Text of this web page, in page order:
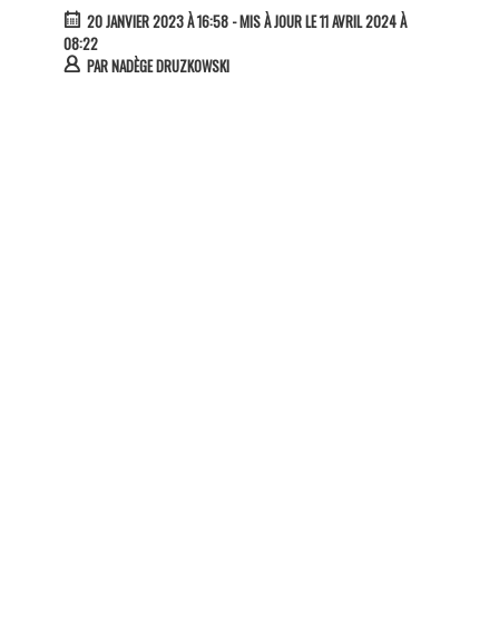
20 JANVIER 2023 À 16:58- MIS À JOUR LE 11 AVRIL 2024 À
08:22
PARNADÈGE DRUZKOWSKI